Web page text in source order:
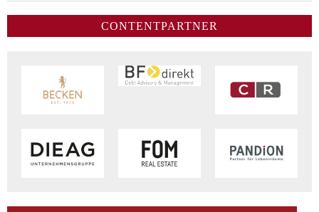
CONTENTPARTNER